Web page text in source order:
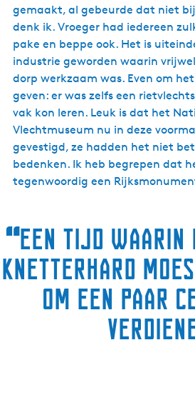
gemaakt, al gebeurde dat niet
denk ik. Vroeger had iedereen
pake en beppe ook. Het is
industrie geworden waarin
dorp werkzaam was. Even om
geven: er was zelfs een
vak kon leren. Leuk is dat het
Vlechtmuseum nu in deze
gevestigd, ze hadden het niet
bedenken. Ik heb begrepen dat
tegenwoordig een
“Een tijd waarin
knetterhard
om een paar